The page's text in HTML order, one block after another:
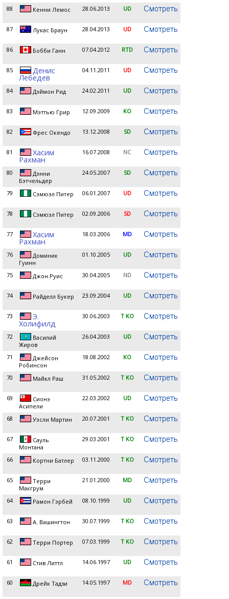
88 Кенни Лемос 28.06.2013 UD
87 Лукас Браун 28.04.2013 UD
86 Бобби Ганн 07.04.2012 RTD
85 Денис
Лебедев
04.11.2011 UD
84 Дэймон Рид 24.02.2011 UD
83 Мэттью Грир 12.09.2009 KO
82 Фрес Окендо 13.12.2008 SD
81 Хасим
Рахман
16.07.2008 NC
80
Дэнни
Бэтчельдер
24.05.2007 SD
79 Сэмюэл Питер 06.01.2007 UD
78 Сэмюэл Питер 02.09.2006 SD
77 Хасим
Рахман
18.03.2006 MD
76
Доминик
Гуинн
01.10.2005 UD
75 Джон Руис 30.04.2005 ND
74 Райделл Букер 23.09.2004 UD
73 Э.
Холифилд
30.06.2003 T KO
72
Василий
Жиров
26.04.2003 UD
71
Джейсон
Робинсон
18.08.2002 KO
70 Майкл Раш 31.05.2002 T KO
69
Сионэ
Асипели
22.03.2002 UD
68 Уэсли Мартин 20.07.2001 T KO
67
Сауль
Монтана
29.03.2001 T KO
66 Кортни Батлер 03.11.2000 T KO
65
Терри
Макгрум
21.01.2000 MD
64 Рамон Гэрбей 08.10.1999 UD
63 А. Вашингтон 30.07.1999 T KO
62 Терри Портер 07.03.1999 T KO
61 Стив Литтл 14.06.1997 UD
60 Дрейк Тадзи 14.05.1997 MD